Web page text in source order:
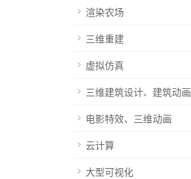
渲染农场
三维重建
虚拟仿真
三维建筑设计、建筑动画
电影特效、三维动画
云计算
大型可视化